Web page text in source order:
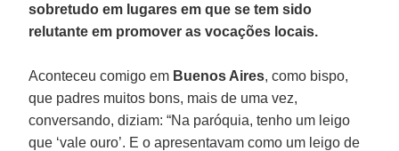
sobretudo em lugares em que se tem sido
relutante em promover as vocações locais.
Aconteceu comigo em Buenos Aires, como bispo,
que padres muitos bons, mais de uma vez,
conversando, diziam: “Na paróquia, tenho um leigo
que ‘vale ouro’. E o apresentavam como um leigo de